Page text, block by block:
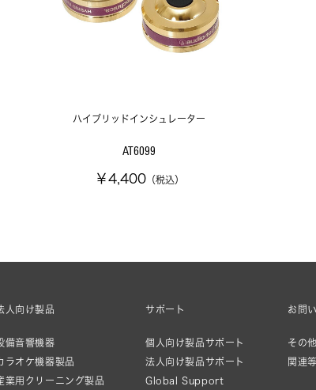
ハイブリッドインシュレーター
AT6099
￥4,400（税込）
人向け製品
備音響機器
ラオケ機器製品
業用クリーニング製品
サポート
個人向け製品サポート
法人向け製品サポート
Global Support
お問
その
関連